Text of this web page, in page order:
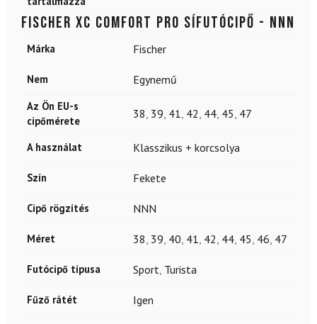
FISCHER XC Comfort Pro sífutócipő - NNN
Márka Fischer
Nem Egynemű
Az Ön EU-s
cipőmérete
38 39 41 42 44 45 47
A használat Klasszikus + korcsolya
Szín Fekete
Cipő rögzítés NNN
Méret 38 39 40 41 42 44 45 46 47
Futócipő típusa Sport Turista
Fűző rátét Igen